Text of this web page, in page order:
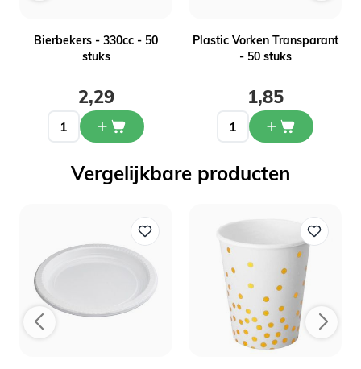
Bierbekers - 330cc - 50
stuks
2,29
Plastic Vorken Transparant
- 50 stuks
1,85
Vergelijkbare producten